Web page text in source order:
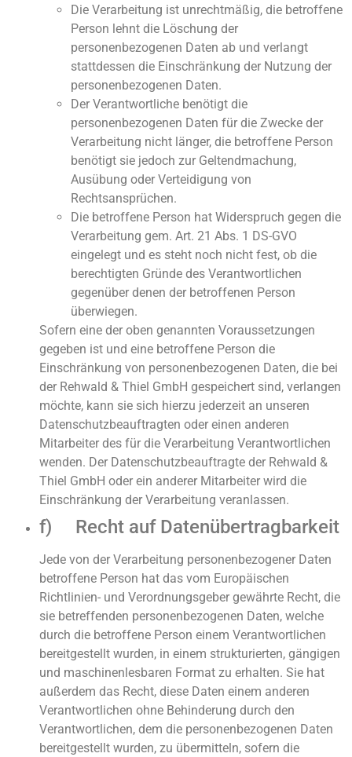
Die Verarbeitung ist unrechtmäßig, die betroffene
Person lehnt die Löschung der
personenbezogenen Daten ab und verlangt
stattdessen die Einschränkung der Nutzung der
personenbezogenen Daten.
Der Verantwortliche benötigt die
personenbezogenen Daten für die Zwecke der
Verarbeitung nicht länger, die betroffene Person
benötigt sie jedoch zur Geltendmachung,
Ausübung oder Verteidigung von
Rechtsansprüchen.
Die betroffene Person hat Widerspruch gegen die
Verarbeitung gem. Art. 21 Abs. 1 DS-GVO
eingelegt und es steht noch nicht fest, ob die
berechtigten Gründe des Verantwortlichen
gegenüber denen der betroffenen Person
überwiegen.
Sofern eine der oben genannten Voraussetzungen
gegeben ist und eine betroffene Person die
Einschränkung von personenbezogenen Daten, die bei
der Rehwald & Thiel GmbH gespeichert sind, verlangen
möchte, kann sie sich hierzu jederzeit an unseren
Datenschutzbeauftragten oder einen anderen
Mitarbeiter des für die Verarbeitung Verantwortlichen
wenden. Der Datenschutzbeauftragte der Rehwald &
Thiel GmbH oder ein anderer Mitarbeiter wird die
Einschränkung der Verarbeitung veranlassen.
f) Recht auf Datenübertragbarkeit
Jede von der Verarbeitung personenbezogener Daten
betroffene Person hat das vom Europäischen
Richtlinien- und Verordnungsgeber gewährte Recht, die
sie betreffenden personenbezogenen Daten, welche
durch die betroffene Person einem Verantwortlichen
bereitgestellt wurden, in einem strukturierten, gängigen
und maschinenlesbaren Format zu erhalten. Sie hat
außerdem das Recht, diese Daten einem anderen
Verantwortlichen ohne Behinderung durch den
Verantwortlichen, dem die personenbezogenen Daten
bereitgestellt wurden, zu übermitteln, sofern die